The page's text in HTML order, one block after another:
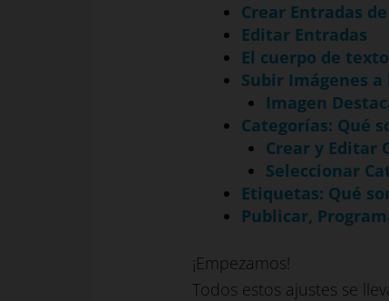
Crear Entradas
Editar Entradas
El cuerpo de
Subir Imágenes a
Imagen
Categorías: Qué
Crear y Editar
Seleccionar
Etiquetas: Qué
Publicar,
¡Empezamos!
Todos estos ajustes se